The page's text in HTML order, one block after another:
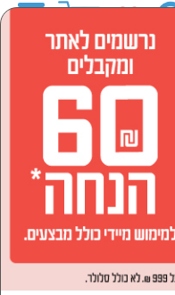
ספורט ,מחנאות וילדים